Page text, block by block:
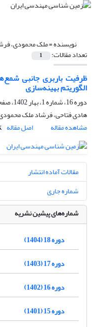
نویسنده =ملک محمودی،
تعداد مقالات: 1
ظرفیت باربری جانبی
الگوریتم بهینه‌سازی
دوره 16، شماره 1، بهار 1402، صفحه
هادی فتاحی، فرشاد ملک
مشاهده مقاله
اصل مقاله
مقالات آماده انتشار
شماره جاری
شماره‌های پیشین نشریه
دوره 18 (1404)
دوره 17 (1403)
دوره 16 (1402)
دوره 15 (1401)